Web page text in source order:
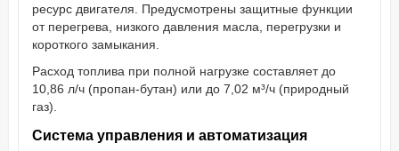
ресурс двигателя. Предусмотрены защитные функции
от перегрева, низкого давления масла, перегрузки и
короткого замыкания.
Расход топлива при полной нагрузке составляет до
10,86 л/ч (пропан-бутан) или до 7,02 м³/ч (природный
газ).
Система управления и автоматизация